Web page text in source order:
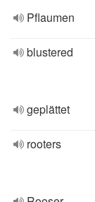
Pflaumen
blustered
geplättet
rooters